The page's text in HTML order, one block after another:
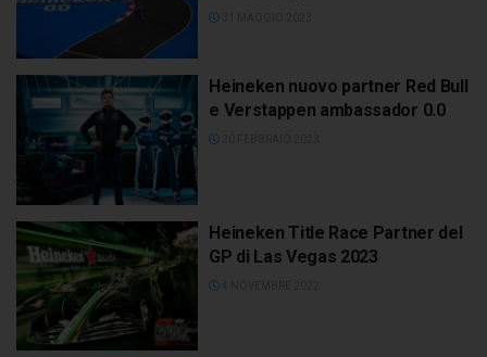
Heineken nuovo partner Red Bull
e Verstappen ambassador 0.0
Heineken Title Race Partner del
GP di Las Vegas 2023